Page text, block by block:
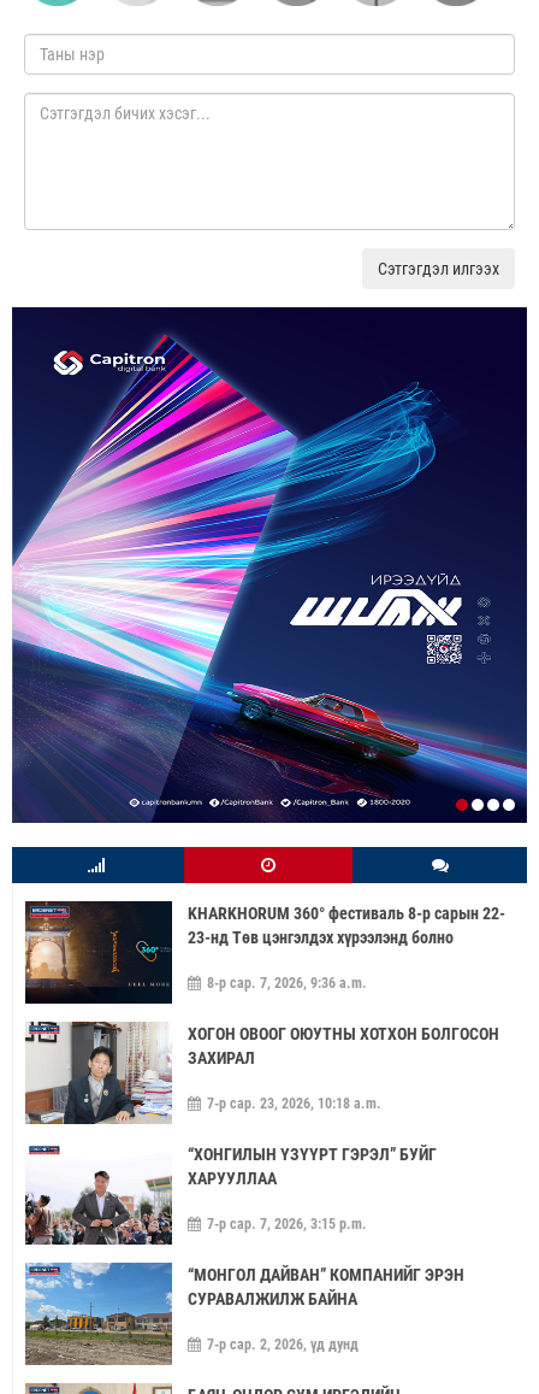
Сэтгэгдэл илгээх
KHARKHORUM 360° фестиваль 8-р сарын 22-
23-нд Төв цэнгэлдэх хүрээлэнд болно
8-р сар. 7, 2026, 9:36 a.m.
ХОГОН ОВООГ ОЮУТНЫ ХОТХОН БОЛГОСОН
ЗАХИРАЛ
7-р сар. 23, 2026, 10:18 a.m.
“ХОНГИЛЫН ҮЗҮҮРТ ГЭРЭЛ” БУЙГ
ХАРУУЛЛАА
7-р сар. 7, 2026, 3:15 p.m.
“МОНГОЛ ДАЙВАН” КОМПАНИЙГ ЭРЭН
СУРАВАЛЖИЛЖ БАЙНА
7-р сар. 2, 2026, үд дунд